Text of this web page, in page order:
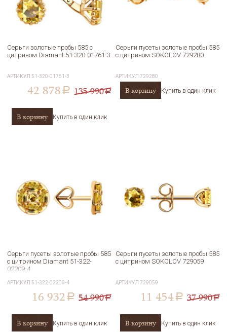
Серьги золотые пробы 585 с
цитрином Diamant 51-320-01761-3
АРТИКУЛ51-320-01761-3
42 878 a 135 990a
В корзину Купить в один клик
Серьги пусеты золотые пробы 585
с цитрином SOKOLOV 729280
АРТИКУЛ 729280
В корзину Купить в один клик
Серьги пусеты золотые пробы 585
с цитрином Diamant 51-322-
02209-4
АРТИКУЛ51-322-02209-4
16 932 a 54 990a
В корзину Купить в один клик
Серьги пусеты золотые пробы 585
с цитрином SOKOLOV 729059
АРТИКУЛ729059
11 454 a 37 990a
В корзину Купить в один клик